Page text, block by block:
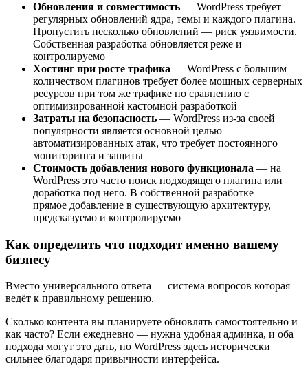
Обновления и совместимость — WordPress требует
регулярных обновлений ядра, темы и каждого плагина.
Пропустить несколько обновлений — риск уязвимости.
Собственная разработка обновляется реже и
контролируемо
Хостинг при росте трафика — WordPress с большим
количеством плагинов требует более мощных серверных
ресурсов при том же трафике по сравнению с
оптимизированной кастомной разработкой
Затраты на безопасность — WordPress из-за своей
популярности является основной целью
автоматизированных атак, что требует постоянного
мониторинга и защиты
Стоимость добавления нового функционала — на
WordPress это часто поиск подходящего плагина или
доработка под него. В собственной разработке —
прямое добавление в существующую архитектуру,
предсказуемо и контролируемо
Как определить что подходит именно вашему
бизнесу
Вместо универсального ответа — система вопросов которая
ведёт к правильному решению.
Сколько контента вы планируете обновлять самостоятельно и
как часто? Если ежедневно — нужна удобная админка, и оба
подхода могут это дать, но WordPress здесь исторически
сильнее благодаря привычности интерфейса.